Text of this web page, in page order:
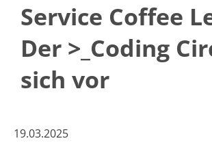
Service Coffee
Der >_Coding
sich vor
​​​​​​​​​​​​​​​​​​​​​​19​​.03.2025